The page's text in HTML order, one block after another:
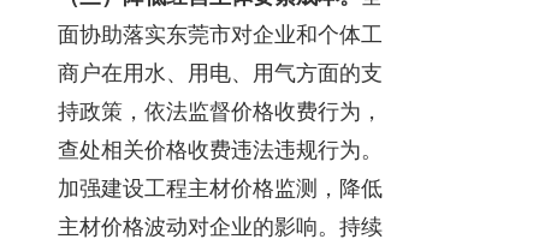
面协助落实东莞市对企业和个体工
商户在用水、用电、用气方面的支
持政策，依法监督价格收费行为，
查处相关价格收费违法违规行为。
加强建设工程主材价格监测，降低
主材价格波动对企业的影响。持续